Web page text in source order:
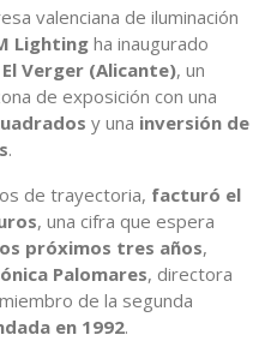
valenciana de iluminación
Lighting ha inaugurado
Verger (Alicante), un
de exposición con una
y una inversión de
.
de trayectoria, facturó el
, una cifra que espera
próximos tres años,
Palomares, directora
de la segunda
en 1992.